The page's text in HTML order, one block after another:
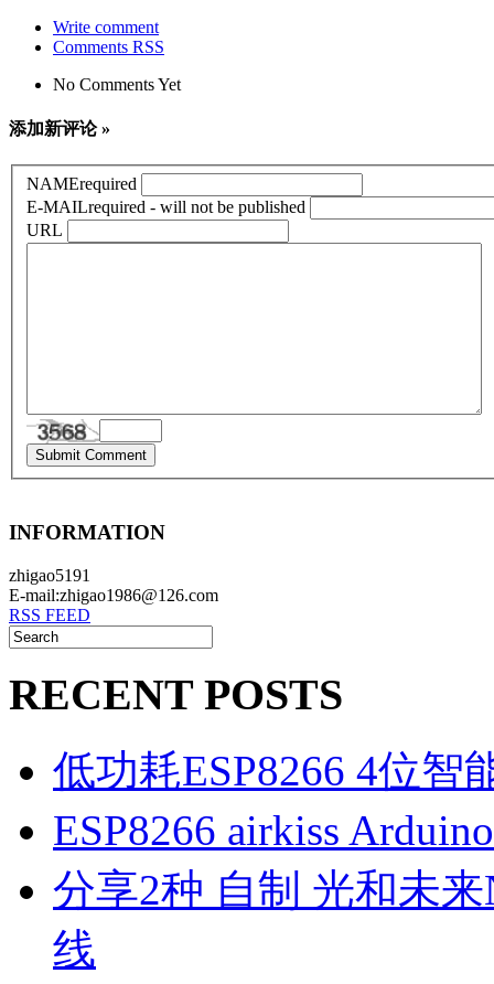
Write comment
Comments RSS
No Comments Yet
添加新评论 »
NAMErequired
E-MAILrequired - will not be published
URL
INFORMATION
zhigao5191
E-mail:zhigao1986@126.com
RSS FEED
RECENT POSTS
低功耗ESP8266 4位智
ESP8266 airkiss
分享2种 自制 光和未来
线